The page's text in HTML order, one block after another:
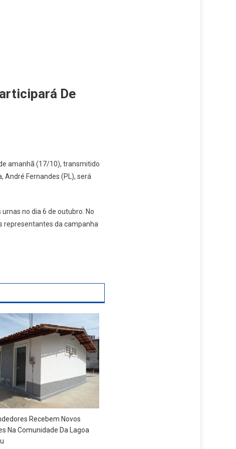
De
amanhã (17/10), transmitido
André Fernandes (PL), será
no dia 6 de outubro. No
representantes da campanha
Recebem Novos
Na Comunidade Da Lagoa